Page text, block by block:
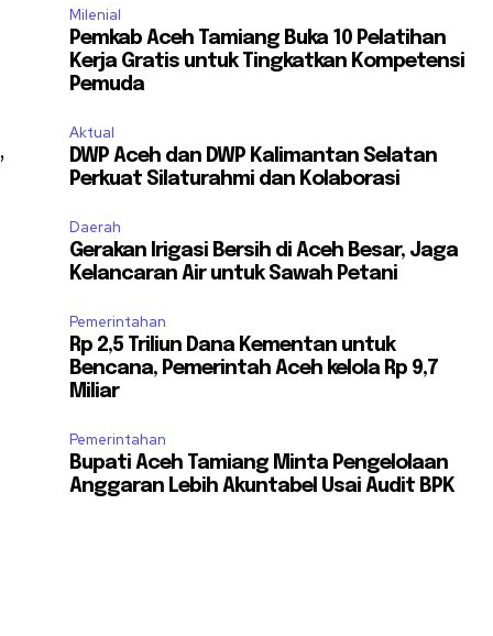
Milenial
Pemkab Aceh Tamiang Buka 10 Pelatihan
Kerja Gratis untuk Tingkatkan Kompetensi
Pemuda
Aktual
DWP Aceh dan DWP Kalimantan Selatan
Perkuat Silaturahmi dan Kolaborasi
Daerah
Gerakan Irigasi Bersih di Aceh Besar, Jaga
Kelancaran Air untuk Sawah Petani
Pemerintahan
Rp 2,5 Triliun Dana Kementan untuk
Bencana, Pemerintah Aceh kelola Rp 9,7
Miliar
Pemerintahan
Bupati Aceh Tamiang Minta Pengelolaan
Anggaran Lebih Akuntabel Usai Audit BPK